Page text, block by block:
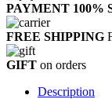
PAYMENT 100%
FREE SHIPPING
GIFT on orders
Description